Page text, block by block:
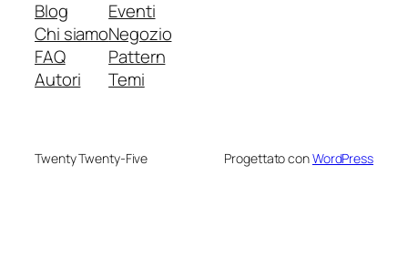
Blog
Chi siamo
FAQ
Autori
Eventi
Negozio
Pattern
Temi
Twenty Twenty-Five Progettato conWordPress